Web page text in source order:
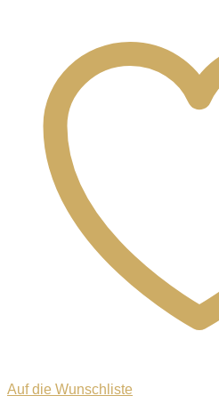
Auf die Wunschliste